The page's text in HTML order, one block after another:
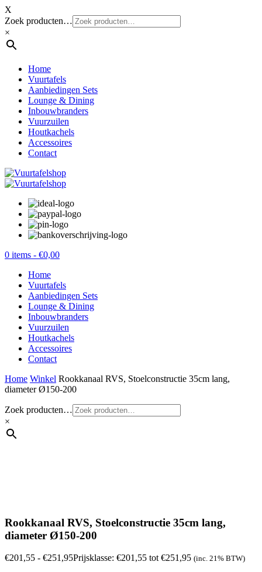
X
Zoek producten…
×
Home
Vuurtafels
Aanbiedingen Sets
Lounge & Dining
Inbouwbranders
Vuurzuilen
Houtkachels
Accessoires
Contact
0 items - €0,00
Home
Vuurtafels
Aanbiedingen Sets
Lounge & Dining
Inbouwbranders
Vuurzuilen
Houtkachels
Accessoires
Contact
Home Winkel Rookkanaal RVS, Stoelconstructie 35cm lang,
diameter Ø150-200
Zoek producten…
×
Rookkanaal RVS, Stoelconstructie 35cm lang,
diameter Ø150-200
€201,55 - €251,95Prijsklasse: €201,55 tot €251,95 (inc. 21% BTW)